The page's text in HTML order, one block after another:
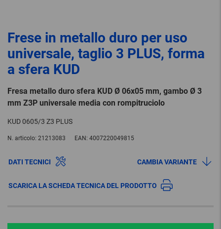
Frese in metallo duro per uso
universale, taglio 3 PLUS, forma
a sfera KUD
Fresa metallo duro sfera KUD Ø 06x05 mm, gambo Ø 3
mm Z3P universale media con rompitruciolo
KUD 0605/3 Z3 PLUS
N. articolo: 21213083 EAN: 4007220049815
DATI TECNICI CAMBIA VARIANTE
SCARICA LA SCHEDA TECNICA DEL PRODOTTO